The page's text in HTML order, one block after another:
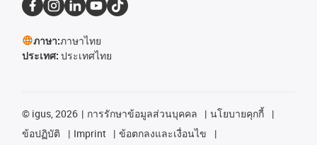
ภาษา:ภาษาไทย
ประเทศ: ประเทศไทย
© igus, 2026 การรักษาข้อมูลส่วนบุคคล
นโยบายคุกกี้
ข้อปฏิบัติ
Imprint
ข้อตกลงและเงื่อนไข